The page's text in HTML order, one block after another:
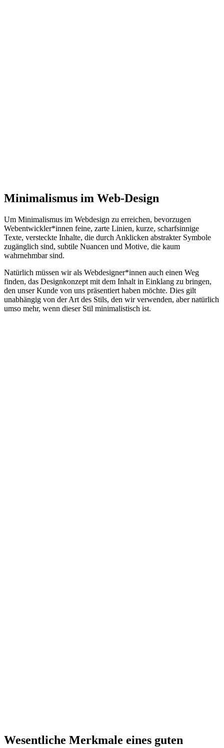
Minimalismus im Web-Design
Um Minimalismus im Webdesign zu erreichen, bevorzugen
Webentwickler*innen feine, zarte Linien, kurze, scharfsinnige
Texte, versteckte Inhalte, die durch Anklicken abstrakter Symbole
zugänglich sind, subtile Nuancen und Motive, die kaum
wahrnehmbar sind.
Natürlich müssen wir als Webdesigner*innen auch einen Weg
finden, das Designkonzept mit dem Inhalt in Einklang zu bringen,
den unser Kunde von uns präsentiert haben möchte. Dies gilt
unabhängig von der Art des Stils, den wir verwenden, aber natürlich
umso mehr, wenn dieser Stil minimalistisch ist.
Wesentliche Merkmale eines guten